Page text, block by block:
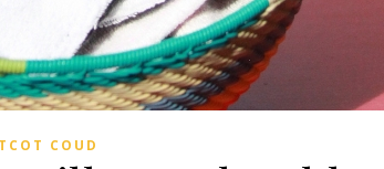
COUD